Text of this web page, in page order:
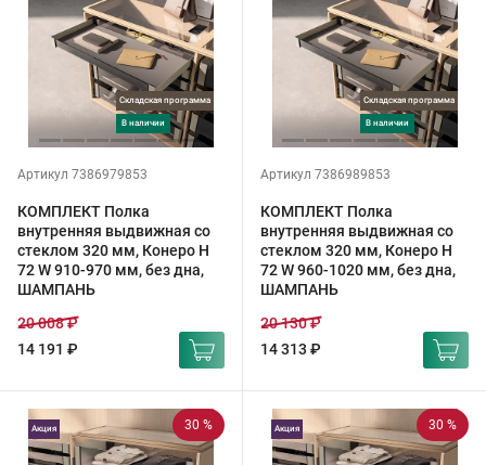
Складская программа
в наличии
Артикул 7386979853
КОМПЛЕКТ Полка
внутренняя выдвижная со
стеклом 320 мм, Конеро H
72 W 910-970 мм, без дна,
ШАМПАНЬ
14 191 ₽
20 008 ₽
Складская программа
в наличии
Артикул 7386989853
КОМПЛЕКТ Полка
внутренняя выдвижная со
стеклом 320 мм, Конеро H
72 W 960-1020 мм, без дна,
ШАМПАНЬ
14 313 ₽
20 130 ₽
30 %
Акция 30 %
Акция